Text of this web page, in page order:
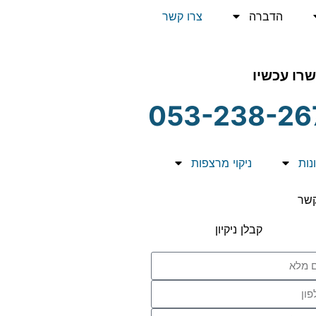
הדברה צרו קשר
עכשיו
053-238-
ניקוי מרצפות